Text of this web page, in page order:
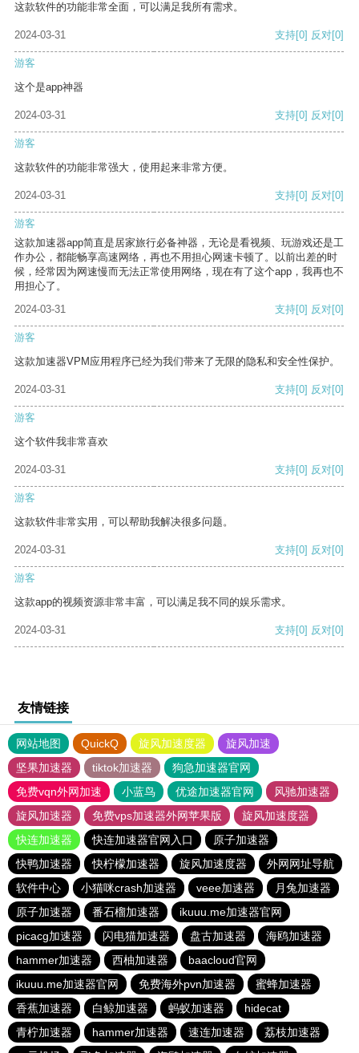
这款软件的功能非常全面，可以满足我所有需求。
2024-03-31 支持[0] 反对[0]
游客
这个是app神器
2024-03-31 支持[0] 反对[0]
游客
这款软件的功能非常强大，使用起来非常方便。
2024-03-31 支持[0] 反对[0]
游客
这款加速器app简直是居家旅行必备神器，无论是看视频、玩游戏还是工
作办公，都能畅享高速网络，再也不用担心网速卡顿了。以前出差的时
候，经常因为网速慢而无法正常使用网络，现在有了这个app，我再也不
用担心了。
2024-03-31
支持[0] 反对[0]
游客
这款加速器VPM应用程序已经为我们带来了无限的隐私和安全性保护。
2024-03-31 支持[0] 反对[0]
游客
这个软件我非常喜欢
2024-03-31 支持[0] 反对[0]
游客
这款软件非常实用，可以帮助我解决很多问题。
2024-03-31 支持[0] 反对[0]
游客
这款app的视频资源非常丰富，可以满足我不同的娱乐需求。
2024-03-31 支持[0] 反对[0]
友情链接
网站地图 QuickQ 旋风加速度器
旋风加速
坚果加速器
tiktok加速器
狗急加速器官网
免费vqn外网加速
小蓝鸟 优途加速器官网
风驰加速器
旋风加速器
免费vps加速器外网苹果版
旋风加速度器
快连加速器
快连加速器官网入口
原子加速器
快鸭加速器
快柠檬加速器 旋风加速度器
外网网址导航
软件中心
小猫咪crash加速器 veee加速器
月兔加速器
原子加速器
番石榴加速器
ikuuu.me加速器官网
picacg加速器
闪电猫加速器 盘古加速器
海鸥加速器
hammer加速器
西柚加速器
baacloud官网
ikuuu.me加速器官网
免费海外pvn加速器
蜜蜂加速器
香蕉加速器
白鲸加速器 蚂蚁加速器
hidecat
青柠加速器
hammer加速器 速连加速器
荔枝加速器